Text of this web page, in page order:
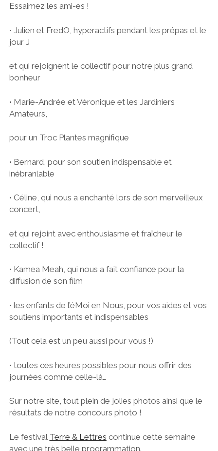
Essaimez les ami-es !
• Julien et FredO, hyperactifs pendant les prépas et le
jour J
et qui rejoignent le collectif pour notre plus grand
bonheur
• Marie-Andrée et Véronique et les Jardiniers
Amateurs,
pour un Troc Plantes magnifique
• Bernard, pour son soutien indispensable et
inébranlable
• Céline, qui nous a enchanté lors de son merveilleux
concert,
et qui rejoint avec enthousiasme et fraîcheur le
collectif !
• Kamea Meah, qui nous a fait confiance pour la
diffusion de son film
• les enfants de l’éMoi en Nous, pour vos aides et vos
soutiens importants et indispensables
(Tout cela est un peu aussi pour vous !)
• toutes ces heures possibles pour nous offrir des
journées comme celle-là…
Sur notre site, tout plein de jolies photos ainsi que le
résultats de notre concours photo !
Le festival Terre & Lettres continue cette semaine
avec une très belle programmation.